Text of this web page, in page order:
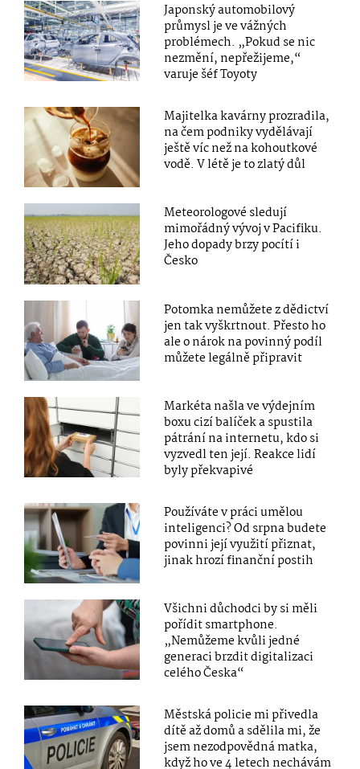
Japonský automobilový
průmysl je ve vážných
problémech. „Pokud se nic
nezmění, nepřežijeme,“
varuje šéf Toyoty
Majitelka kavárny prozradila,
na čem podniky vydělávají
ještě víc než na kohoutkové
vodě. V létě je to zlatý důl
Meteorologové sledují
mimořádný vývoj v Pacifiku.
Jeho dopady brzy pocítí i
Česko
Potomka nemůžete z dědictví
jen tak vyškrtnout. Přesto ho
ale o nárok na povinný podíl
můžete legálně připravit
Markéta našla ve výdejním
boxu cizí balíček a spustila
pátrání na internetu, kdo si
vyzvedl ten její. Reakce lidí
byly překvapivé
Používáte v práci umělou
inteligenci? Od srpna budete
povinni její využití přiznat,
jinak hrozí finanční postih
Všichni důchodci by si měli
pořídit smartphone.
„Nemůžeme kvůli jedné
generaci brzdit digitalizaci
celého Česka“
Městská policie mi přivedla
dítě až domů a sdělila mi, že
jsem nezodpovědná matka,
když ho ve 4 letech nechávám